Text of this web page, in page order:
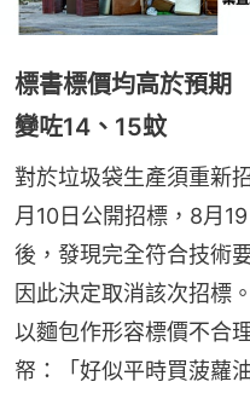
標書標價均高於預
變咗14、15蚊
對於垃圾袋生產須重新
月10日公開招標，8月
後，發現完全符合技術
因此決定取消該次招標
以麵包作形容標價不合
帑：「好似平時買菠蘿